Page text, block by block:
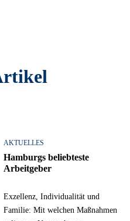
AKTUELLES
Hamburgs beliebteste
Arbeitgeber
Exzellenz, Individualität und
Familie: Mit welchen Maßnahmen